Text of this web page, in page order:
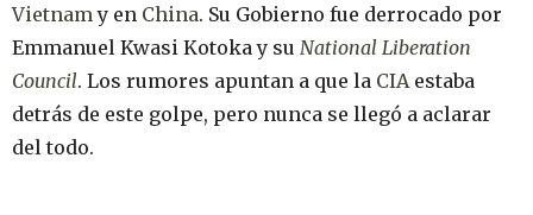
Vietnam y en China. Su Gobierno fue derrocado por
Emmanuel Kwasi Kotoka y su National Liberation
Council. Los rumores apuntan a que la CIA estaba
detrás de este golpe, pero nunca se llegó a aclarar
del todo.